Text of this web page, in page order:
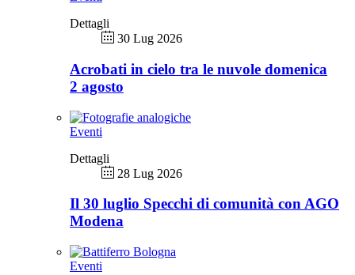
Dettagli
30 Lug 2026
Acrobati in cielo tra le nuvole domenica
2 agosto
Eventi
Dettagli
28 Lug 2026
Il 30 luglio Specchi di comunità con AGO
Modena
Eventi